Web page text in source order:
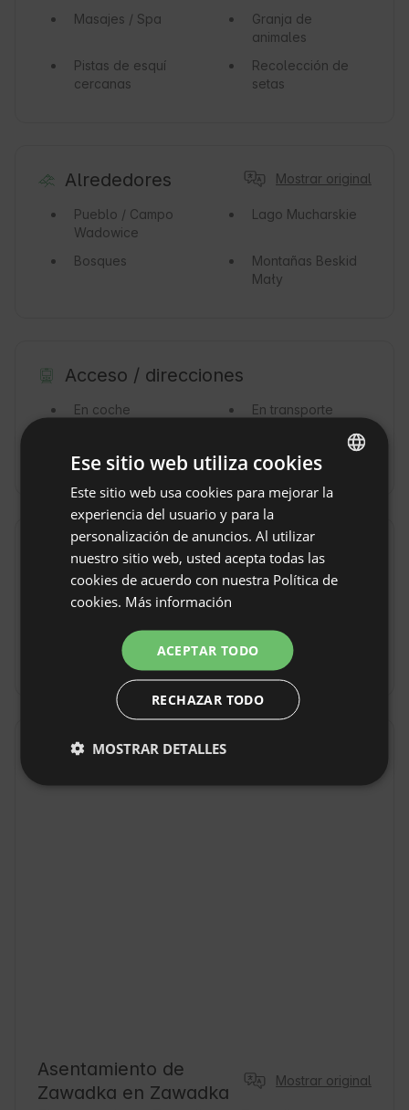
Masajes / Spa
Granja de
animales
Pistas de esquí
cercanas
Recolección de
setas
Alrededores Mostrar original
Pueblo / Campo
Wadowice
Lago Mucharskie
Bosques Montañas Beskid
Mały
Acceso / direcciones
En coche
En transporte
En tren
En Taxi
Reglas de la propiedad
Horario de entrada: De 16:00 a 00:00
Cancelación gratuita de la reserva:
hasta 14 días
antes de llegar
Localización
Asentamiento de
Zawadka en Zawadka
Mostrar original
ENGLISH
POLISH
GERMAN
Ese sitio web utiliza cookies
Este sitio web usa cookies para mejorar la
experiencia del usuario y para la
personalización de anuncios. Al utilizar
nuestro sitio web, usted acepta todas las
cookies de acuerdo con nuestra Política de
cookies. Más información
ACEPTAR TODO
RECHAZAR TODO
MOSTRAR DETALLES